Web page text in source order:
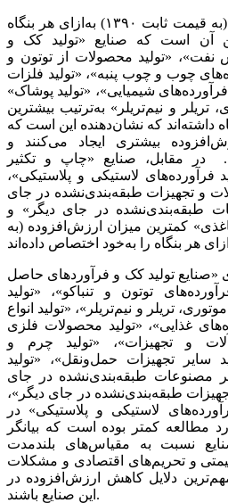
بررسی‌‌‌ نسبت‌‌‌ ارزش‌افزوده (به‌‌‌ قیمت‌‌‌ ثابت‌‌‌ ١٣٩٠) به‌‌‌ازای‌‌‌ هر بنگاه
آن است‌‌‌ که‌‌‌ صنایع‌‌‌ «تولید کک‌‌‌ و
نفت»، «تولید محصولات از توتون و
چوب و چوب پنبه‌‌‌»، «تولید فلزات
فرآورده‌های شیمیایی‌‌‌»، «تولید پوشاک»
تریلر و نیم‌‌‌تریلر» به‌‌‌ترتیب‌‌‌ بیشترین‌‌‌
داشته‌‌‌اند که‌‌‌ نشان‌دهنده این‌‌‌ است‌‌‌ که‌‌‌
بیشتری‌‌‌ ایجاد می‌کنند و
در مقابل‌‌‌، صنایع‌‌‌ «چاپ و تکثیر
فرآورده‌های‌‌‌ لاستیکی‌‌‌ و پلاستیکی‌‌‌»،
و تجهیزات طبقه‌‌‌بندی‌‌‌‌نشده در جای‌‌‌
طبقه‌‌‌بندی‌نشده در جای‌‌‌ دیگر» و
کمترین‌‌‌ میزان ارزش‌افزوده (به‌‌‌
برای‌‌‌ «صنایع‌‌‌ تولید کک‌‌‌ و فرآوردهای‌‌‌ حاصل‌‌‌
توتون و تنباکو»، «تولید
تریلر و نیم‌‌‌تریلر»، «تولید انواع
غذایی‌‌‌»، «تولید محصولات فلزی‌‌‌
و تجهیزات»، «تولید چرم و
سایر تجهیزات حمل‌‌‌ونقل‌‌‌»، «تولید
مصنوعات طبقه‌‌‌بندی‌‌‌‌نشده در جای‌‌‌
طبقه‌‌‌بندی‌‌‌‌نشده در جای‌‌‌ دیگر»،
لاستیکی‌‌‌ و پلاستیکی» در
مطالعه‌‌‌ کمتر بوده است‌‌‌ که‌‌‌ بیانگر
نسبت‌‌‌ به‌‌‌ مقیاس‌های‌‌‌ بلندمدت
و تحریم‌‌‌های‌‌‌ اقتصادی‌‌‌ و مشکلات
دلایل‌‌‌ کاهش‌‌‌ ارزش‌افزوده در
این‌‌‌ صنایع‌‌‌ باشند.